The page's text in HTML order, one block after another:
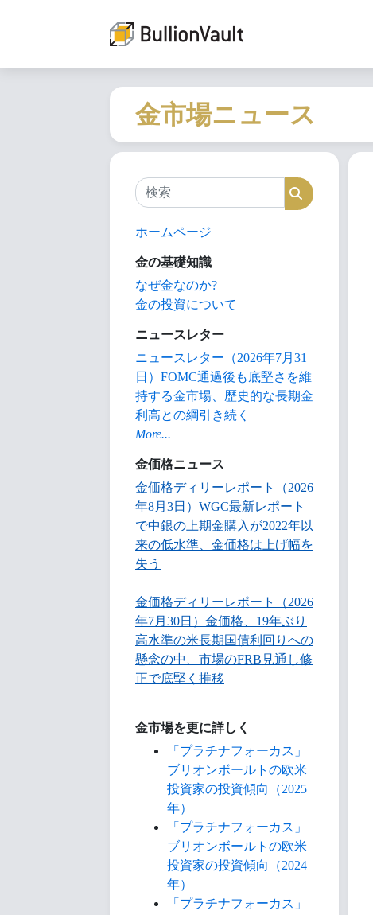
金市場ニュース
検索 検索
ホームページ
金の基礎知識
なぜ金なのか?
金の投資について
ニュースレター
ニュースレター（2026年7月31
日）FOMC通過後も底堅さを維
持する金市場、歴史的な長期金
利高との綱引き続く
More...
金価格ニュース
金価格ディリーレポート（2026
年8月3日）WGC最新レポート
で中銀の上期金購入が2022年以
来の低水準、金価格は上げ幅を
失う
金価格ディリーレポート（2026
年7月30日）金価格、19年ぶり
高水準の米長期国債利回りへの
懸念の中、市場のFRB見通し修
正で底堅く推移
金市場を更に詳しく
「プラチナフォーカス」
ブリオンボールトの欧米
投資家の投資傾向（2025
年）
「プラチナフォーカス」
ブリオンボールトの欧米
投資家の投資傾向（2024
年）
「プラチナフォーカス」